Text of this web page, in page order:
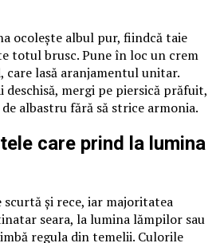
ocolește albul pur, fiindcă taie
totul brusc. Pune în loc un crem
care lasă aranjamentul unitar.
mergi pe piersică prăfuit,
albastru fără să strice armonia.
care prind la lumina
și rece, iar majoritatea
seara, la lumina lămpilor sau
regula din temelii. Culorile